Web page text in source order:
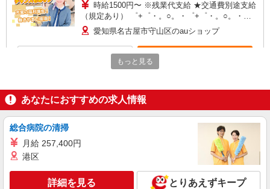
時給1500円〜 ※残業代支給 ★交通費別途支給
（規定あり） ゜+゜・。○。・゜+゜・。○。・゜
+゜ 入社祝い金10万円支給(規定有) お友達を紹介
頂くと, インセンティブ支給(規定有) ★月2回払
い・週払い可能（規程有）★ ゜・。○。・゜
+゜・。○。・゜+゜
愛知県名古屋市守山区のauショップ
株式会社シエロ
【softbank】の携帯販売スタッフ
時給1400〜1600円（経験・能力による） ※残
業代支給 ★交通費別途支給（規定あり） ゜
+゜・。○。・゜+゜・。○。・゜+゜ 入社祝い金10
ィブ支給(規定有) ★月2回払い・週払い可能（規程
有）★ ゜・。○。・゜+゜・。○。・゜+゜
愛知県名古屋市守山区の携帯ショップ
キープ 詳細を見る
もっと見る
あなたにおすすめの求人情報
総合病院の清掃
月給 257,400円
港区
詳細を見る とりあえずキープ